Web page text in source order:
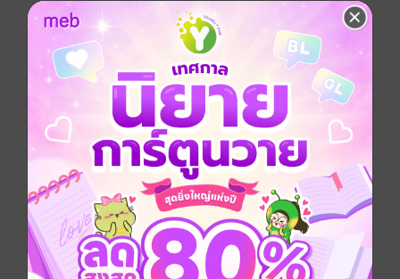
อยากได้ ซื้อเป็นของขวัญ ติดตาม แชร์
เพื่อนคนหนึ่งของปุ้มปุ้ย ชอบหักหน้าด้วยการเอาปมด้อย
ของปุ้มปุ้ยมาพูดล้อเธอให้เสียความมั่นใจอยู่บ่อยๆ
วันหนึ่ง ปุ้มปุ้ยก็แอบรู้มาเพื่อนคนนั้นชอบใครและกำลังจะ
ไปสารภาพรักพร้อมขึ้นเตียงกับคนนั้น ได้เวลาชิงตัดหน้า
แก้แค้นแบบแซ่บๆแล้วสินะ
โรมานซ์